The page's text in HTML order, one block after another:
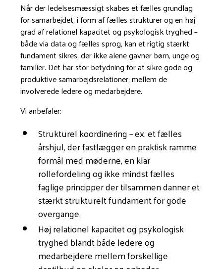
Når der ledelsesmæssigt skabes et fælles grundlag
for samarbejdet, i form af fælles strukturer og en høj
grad af relationel kapacitet og psykologisk tryghed –
både via data og fælles sprog, kan et rigtig stærkt
fundament sikres, der ikke alene gavner børn, unge og
familier. Det har stor betydning for at sikre gode og
produktive samarbejdsrelationer, mellem de
involverede ledere og medarbejdere.
Vi anbefaler:
Strukturel koordinering – ex. et fælles
årshjul, der fastlægger en praktisk ramme
formål med møderne, en klar
rollefordeling og ikke mindst fælles
faglige principper der tilsammen danner et
stærkt strukturelt fundament for gode
overgange.
Høj relationel kapacitet og psykologisk
tryghed blandt både ledere og
medarbejdere mellem forskellige